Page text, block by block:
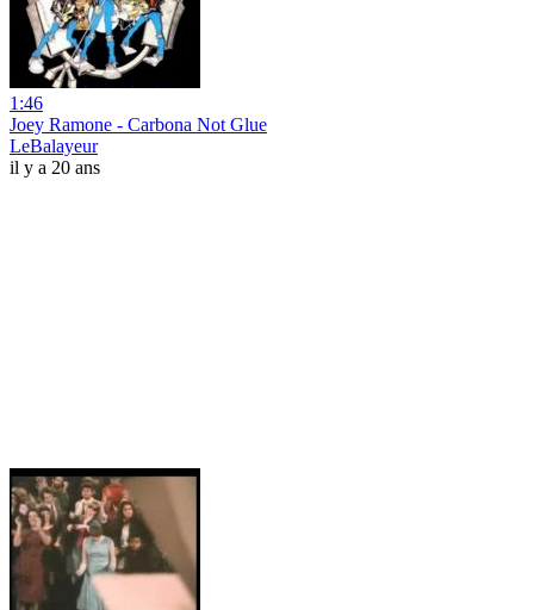
1:46
Joey Ramone - Carbona Not Glue
LeBalayeur
il y a 20 ans